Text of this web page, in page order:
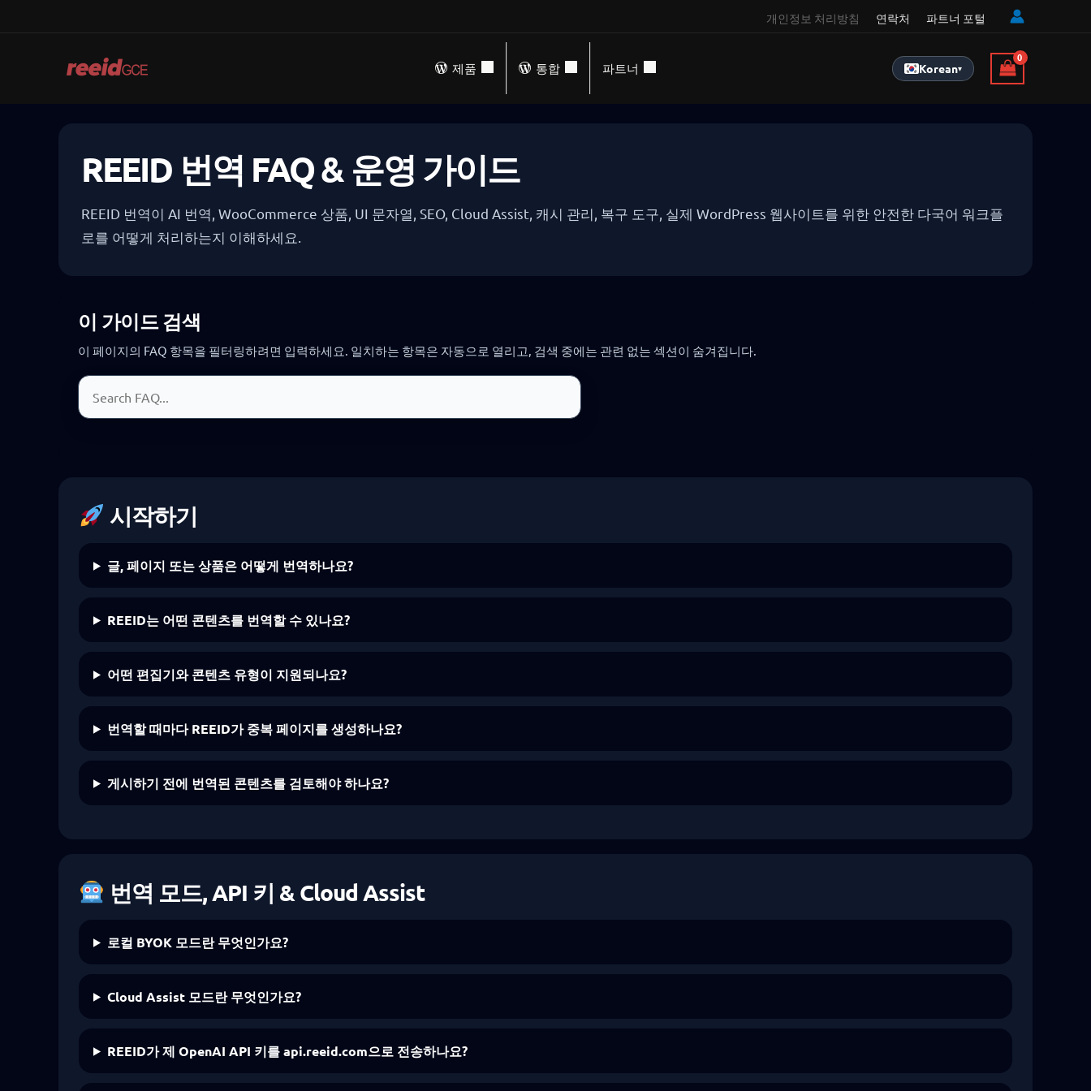
개인정보 처리방침 연락처 파트너 포털
제품 통합 파트너 Korean▾
REEID 번역 FAQ & 운영 가이드
REEID 번역이 AI 번역, WooCommerce 상품, UI 문자열, SEO, Cloud Assist, 캐시 관리, 복구 도구, 실제 WordPress 웹사이트를 위한 안전한 다국어 워크플
로를 어떻게 처리하는지 이해하세요.
이 가이드 검색
이 페이지의 FAQ 항목을 필터링하려면 입력하세요. 일치하는 항목은 자동으로 열리고, 검색 중에는 관련 없는 섹션이 숨겨집니다.
FAQ 검색
시작하기
글, 페이지 또는 상품은 어떻게 번역하나요?
REEID는 어떤 콘텐츠를 번역할 수 있나요?
어떤 편집기와 콘텐츠 유형이 지원되나요?
번역할 때마다 REEID가 중복 페이지를 생성하나요?
게시하기 전에 번역된 콘텐츠를 검토해야 하나요?
번역 모드, API 키 & Cloud Assist
로컬 BYOK 모드란 무엇인가요?
Cloud Assist 모드란 무엇인가요?
REEID가 제 OpenAI API 키를 api.reeid.com으로 전송하나요?